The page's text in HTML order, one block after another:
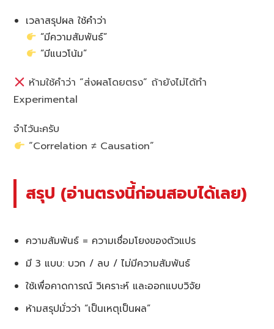
เวลาสรุปผล ใช้คำว่า
“มีความสัมพันธ์”
“มีแนวโน้ม”
ห้ามใช้คำว่า “ส่งผลโดยตรง” ถ้ายังไม่ได้ทำ
Experimental
จำไว้นะครับ
“Correlation ≠ Causation”
สรุป (อ่านตรงนี้ก่อนสอบได้เลย)
ความสัมพันธ์ = ความเชื่อมโยงของตัวแปร
มี 3 แบบ: บวก / ลบ / ไม่มีความสัมพันธ์
ใช้เพื่อคาดการณ์ วิเคราะห์ และออกแบบวิจัย
ห้ามสรุปมั่วว่า “เป็นเหตุเป็นผล”